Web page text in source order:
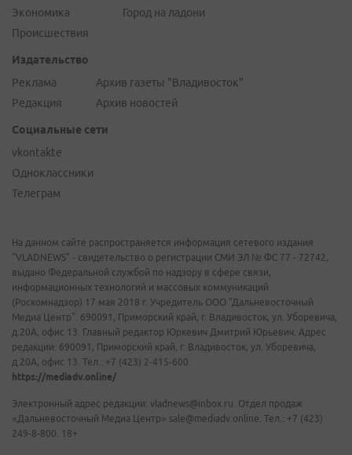
Экономика
Происшествия
Город на ладони
Издательство
Реклама
Редакция
Архив газеты "Владивосток"
Архив новостей
Социальные сети
vkontakte
Одноклассники
Телеграм
На данном сайте распространяется информация сетевого издания
"VLADNEWS" - свидетельство о регистрации СМИ ЭЛ № ФС 77 - 72742,
выдано Федеральной службой по надзору в сфере связи,
информационных технологий и массовых коммуникаций
(Роскомнадзор) 17 мая 2018 г. Учредитель ООО "Дальневосточный
Медиа Центр". 690091, Приморский край, г. Владивосток, ул. Уборевича,
д.20А, офис 13. Главный редактор Юркевич Дмитрий Юрьевич. Адрес
редакции: 690091, Приморский край, г. Владивосток, ул. Уборевича,
д.20А, офис 13. Тел.: +7 (423) 2-415-600.
https://mediadv.online/
Электронный адрес редакции: vladnews@inbox.ru. Отдел продаж
«Дальневосточный Медиа Центр» sale@mediadv.online. Тел.: +7 (423)
249-8-800. 18+